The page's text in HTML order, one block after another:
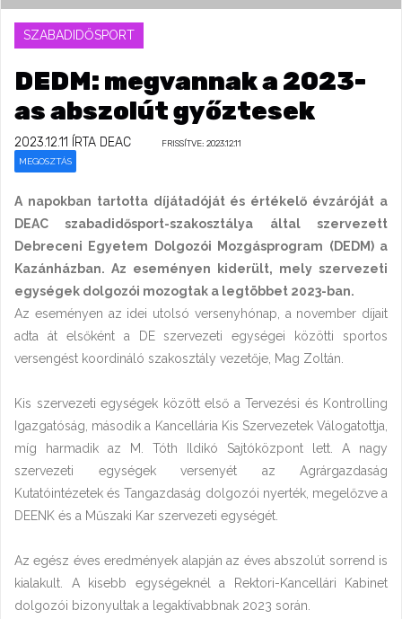
SZABADIDŐSPORT
DEDM: megvannak a 2023-
as abszolút győztesek
2023.12.11 ÍRTA DEAC FRISSÍTVE: 2023.12.11
MEGOSZTÁS
A napokban tartotta díjátadóját és értékelő évzáróját a
DEAC szabadidősport-szakosztálya által szervezett
Debreceni Egyetem Dolgozói Mozgásprogram (DEDM) a
Kazánházban. Az eseményen kiderült, mely szervezeti
egységek dolgozói mozogtak a legtöbbet 2023-ban.
Az eseményen az idei utolsó versenyhónap, a november díjait
adta át elsőként a DE szervezeti egységei közötti sportos
versengést koordináló szakosztály vezetője, Mag Zoltán.
Kis szervezeti egységek között első a Tervezési és Kontrolling
Igazgatóság, második a Kancellária Kis Szervezetek Válogatottja,
míg harmadik az M. Tóth Ildikó Sajtóközpont lett. A nagy
szervezeti egységek versenyét az Agrárgazdaság
Kutatóintézetek és Tangazdaság dolgozói nyerték, megelőzve a
DEENK és a Műszaki Kar szervezeti egységét.
Az egész éves eredmények alapján az éves abszolút sorrend is
kialakult. A kisebb egységeknél a Rektori-Kancellári Kabinet
dolgozói bizonyultak a legaktívabbnak 2023 során.